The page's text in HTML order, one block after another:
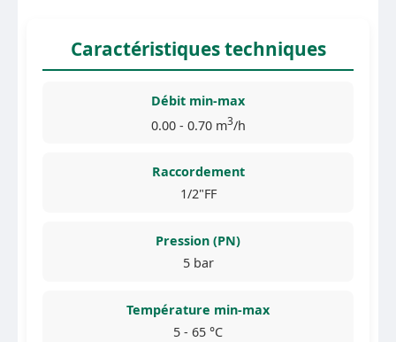
Caractéristiques techniques
Débit min-max
0.00 - 0.70 m3/h
Raccordement
1/2"FF
Pression (PN)
5 bar
Température min-max
5 - 65 °C